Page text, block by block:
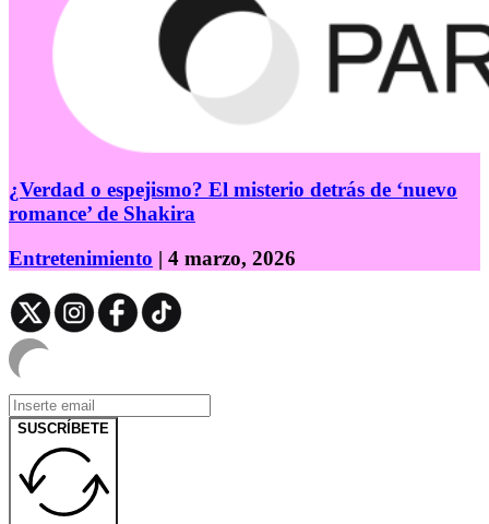
¿Verdad o espejismo? El misterio detrás de ‘nuevo
romance’ de Shakira
Entretenimiento | 4 marzo, 2026
SUSCRÍBETE